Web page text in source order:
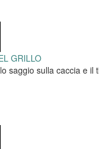
GRILLO
saggio sulla caccia e il